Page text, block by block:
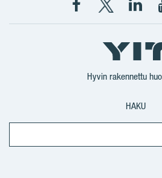
Facebook
X
YIT
Suomi
YIT
Hyvin rakennettu
HAKU